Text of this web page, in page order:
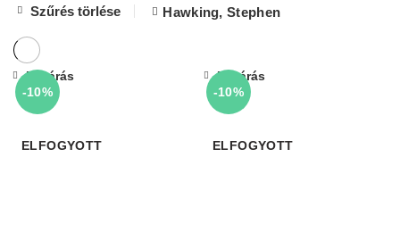
Szűrés törlése Hawking, Stephen
-10%
ELFOGYOTT
Bezárás
-10%
ELFOGYOTT
Bezárás